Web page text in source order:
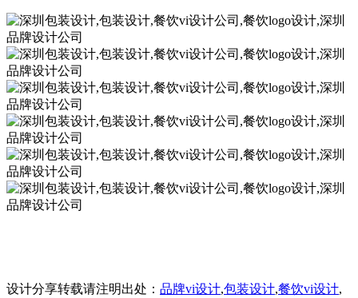
设计分享转载请注明出处： 品牌vi设计,包装设计,餐饮vi设计,